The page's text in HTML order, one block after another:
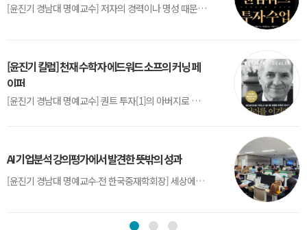
[윤진기 경남대 명예교수] 저자의 경력이나 명성 때문인지 2020년에 번역 출판된 《랜덤워크 투자수업》(A Random Walk Down Wall Street) 12판은 표지부터가 거창하다. ‘45년간 12번 개정하며 철저히 검증한 투자서’, ‘전문가 부럽지 않은 투자 감각을 길러주는 위대한 투자지침서’ 라는 은빛 광고문구로 독자를 유혹한다.[1] 출판 50주...
[윤진기 칼럼] 천재 수학자 에드워드 소프의 커닝 페
이퍼
[윤진기 경남대 명예교수] 퀀트 투자[1]의 아버지로 불리는 에드워드 소프(Edward O. Thorp)는 수학계에서 천재로 알려진 인물이다. 그는 수학자이지만, 투자 업계에도 여러 가지 흥미로운 일화를 남겼다.수학을 이용하여 카지노를 이길 수 있는지가 궁금했던 그는 동료 교수가 소개해 준 블랙잭(Blackjack) 전략의 핵심을 손바닥 크기의 종이에 요...
AI 기업분석 강의평가에서 발견한 뜻밖의 성과
[윤진기 경남대 명예교수∙전 한국중재학회장] 세상에는 우연처럼 보이지만 인류의 진보를 이끌어낸 사건들이 있다. 영국의 알렉산더 플레밍(Alexander Fleming)이 곰팡이 핀 페트리 접시(Petri dish)를 버리지 않고[1] 관찰해 페니실린을 발견한 것은 그 대표적 사례다. 무심히 지나쳤다면 결코 없었을 혁신이었다.지난 7월 5일, 필자가 개발한 기업...